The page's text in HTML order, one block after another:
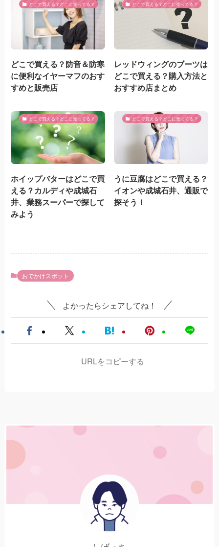
どこで買える？どこに売ってる？
どこで買える？防音＆防寒
に便利なイヤーマフのおす
すめと販売店
どこで買える？どこに売ってる？
レッドウィングのブーツは
どこで買える？購入方法と
おすすめ店まとめ
どこで買える？どこに売ってる？
ホイップバターはどこで買
える？カルディや成城石
井、業務スーパーで探して
みよう
どこで買える？どこに売ってる？
うに豆腐はどこで買える？
イオンや成城石井、通販で
探そう！
おでかけスポット
よかったらシェアしてね！
URLをコピーする